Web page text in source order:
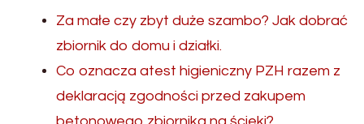
Za małe czy zbyt duże szambo? Jak dobrać
zbiornik do domu i działki.
Co oznacza atest higieniczny PZH razem z
deklaracją zgodności przed zakupem
betonowego zbiornika na ścieki?